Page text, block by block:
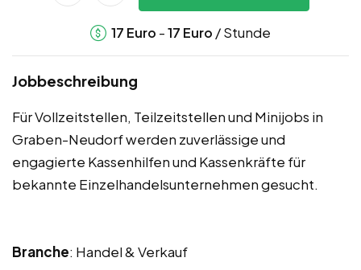
17 Euro -17 Euro / Stunde
Jobbeschreibung
Für Vollzeitstellen, Teilzeitstellen und Minijobs in
Graben-Neudorf werden zuverlässige und
engagierte Kassenhilfen und Kassenkräfte für
bekannte Einzelhandelsunternehmen gesucht.
Branche: Handel & Verkauf